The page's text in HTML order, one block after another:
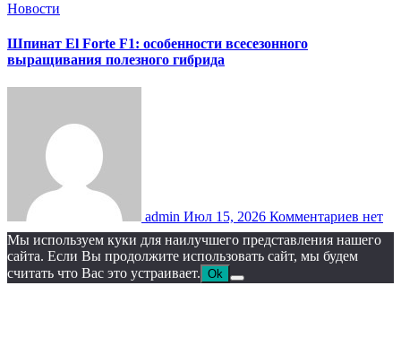
Новости
Шпинат El Forte F1: особенности всесезонного
выращивания полезного гибрида
admin Июл 15, 2026 Комментариев нет
Мы используем куки для наилучшего представления нашего
сайта. Если Вы продолжите использовать сайт, мы будем
считать что Вас это устраивает. Ok